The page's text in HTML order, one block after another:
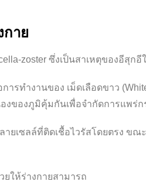
าย
zoster ซึ่งเป็นสาเหตุของอีสุก
ารทำงานของ เม็ดเลือดขาว
ของภูมิคุ้มกันเพื่อจำกัดการแพร่ก
ายเซลล์ที่ติดเชื้อไวรัสโดยตรง ขณ
ให้ร่างกายสามารถ